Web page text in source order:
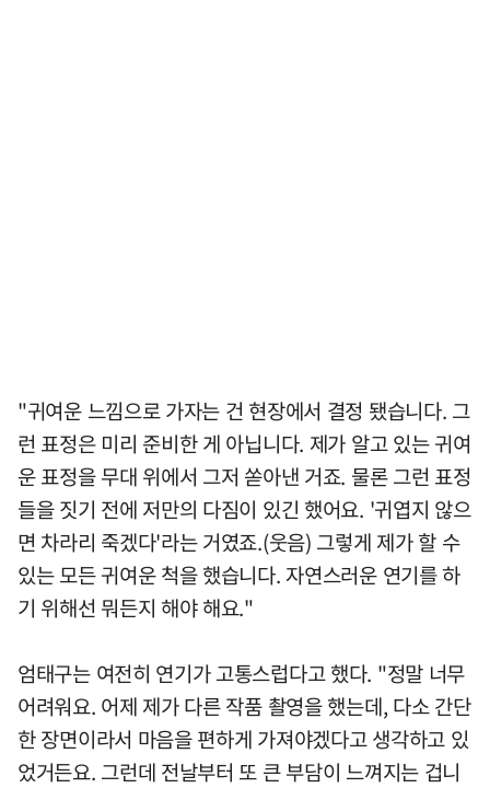
"귀여운 느낌으로 가자는 건 현장에서 결정 됐습니다. 그
런 표정은 미리 준비한 게 아닙니다. 제가 알고 있는 귀여
운 표정을 무대 위에서 그저 쏟아낸 거죠. 물론 그런 표정
들을 짓기 전에 저만의 다짐이 있긴 했어요. '귀엽지 않으
면 차라리 죽겠다'라는 거였죠.(웃음) 그렇게 제가 할 수
있는 모든 귀여운 척을 했습니다. 자연스러운 연기를 하
기 위해선 뭐든지 해야 해요."
엄태구는 여전히 연기가 고통스럽다고 했다. "정말 너무
어려워요. 어제 제가 다른 작품 촬영을 했는데, 다소 간단
한 장면이라서 마음을 편하게 가져야겠다고 생각하고 있
었거든요. 그런데 전날부터 또 큰 부담이 느껴지는 겁니